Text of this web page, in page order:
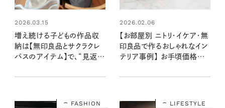
2026.03.15
増え続ける子どもの作品収
納は【無印良品とサクラクレ
パスのアイテム】で、“見返せ
するためのコツ
2026.02.06
【お部屋別 ニトリ・イケア・無
印良品で作るおしゃれなイン
テリア事例】 お手頃価格で
ング・キッチン・寝室・玄関
FASHION LIFESTYLE